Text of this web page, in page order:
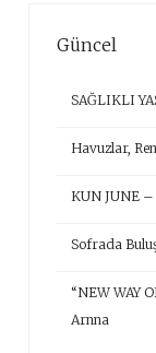
Güncel
SAĞLIKLI
Havuzlar,
KUN JUNE
Sofrada
“NEW WAY
Arnna